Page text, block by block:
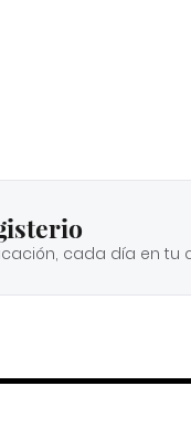
cada día en tu